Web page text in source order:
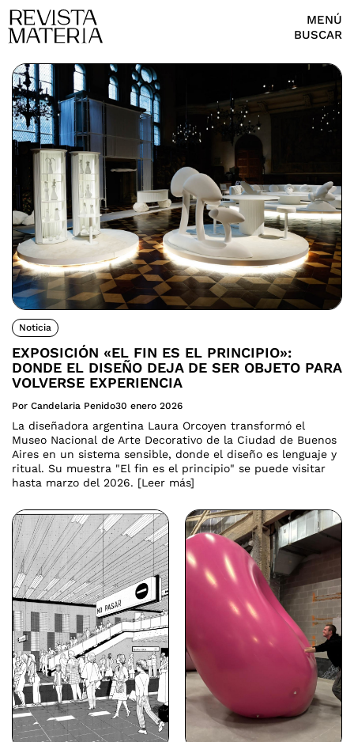
MENÚ
BUSCAR
Noticia
EXPOSICIÓN «EL FIN ES EL PRINCIPIO»:
DONDE EL DISEÑO DEJA DE SER OBJETO PARA
VOLVERSE EXPERIENCIA
Por Candelaria Penido30 enero 2026
La diseñadora argentina Laura Orcoyen transformó el
Museo Nacional de Arte Decorativo de la Ciudad de Buenos
Aires en un sistema sensible, donde el diseño es lenguaje y
ritual. Su muestra "El fin es el principio" se puede visitar
hasta marzo del 2026. [Leer más]